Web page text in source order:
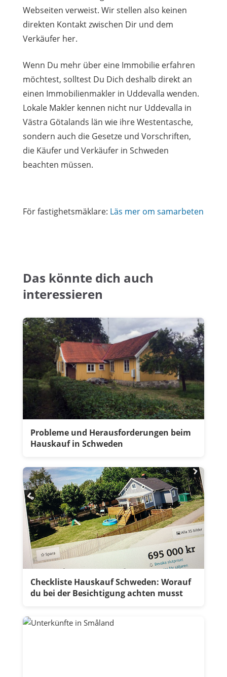
Webseiten verweist. Wir stellen also keinen
direkten Kontakt zwischen Dir und dem
Verkäufer her.
Wenn Du mehr über eine Immobilie erfahren
möchtest, solltest Du Dich deshalb direkt an
einen Immobilienmakler in Uddevalla wenden.
Lokale Makler kennen nicht nur Uddevalla in
Västra Götalands län wie ihre Westentasche,
sondern auch die Gesetze und Vorschriften,
die Käufer und Verkäufer in Schweden
beachten müssen.
För fastighetsmäklare: Läs mer om samarbeten
Das könnte dich auch
interessieren
Probleme und Herausforderungen beim
Hauskauf in Schweden
Checkliste Hauskauf Schweden: Worauf
du bei der Besichtigung achten musst